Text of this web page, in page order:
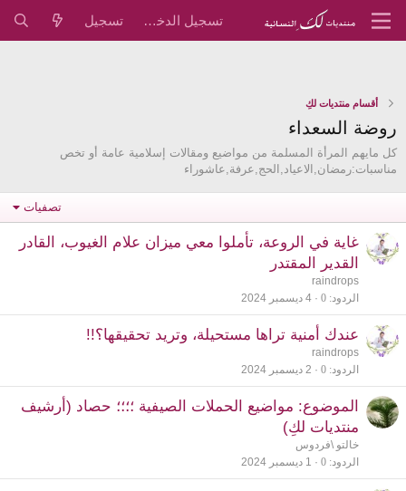
تسجيل الدخول تسجيل
أقسام منتديات لكِ
روضة السعداء
كل مايهم المرأة المسلمة من مواضيع ومقالات إسلامية عامة أو تخص
مناسبات:رمضان,الاعياد,الحج,عرفة,عاشوراء
تصفيات
غاية في الروعة، تأملوا معي ميزان علام الغيوب، القادر
القدير المقتدر
raindrops
الردود 0 4 ديسمبر 2024
عندك أمنية تراها مستحيلة، وتريد تحقيقها؟!!
raindrops
الردود 0 2 ديسمبر 2024
الموضوع: مواضيع الحملات الصيفية ؛؛؛؛ حصاد (أرشيف
منتديات لكِ)
خالتو \فردوس
الردود 0 1 ديسمبر 2024